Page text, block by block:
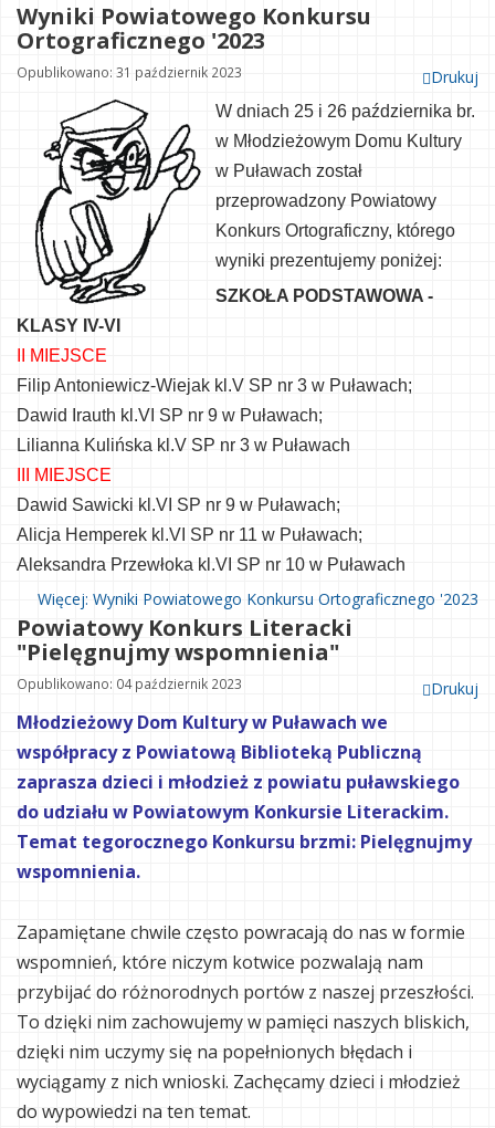
Wyniki Powiatowego Konkursu
Ortograficznego '2023
Drukuj
Opublikowano: 31 październik 2023
W dniach 25 i 26 października br.
w Młodzieżowym Domu Kultury
w Puławach został
przeprowadzony Powiatowy
Konkurs Ortograficzny, którego
wyniki prezentujemy poniżej:
SZKOŁA PODSTAWOWA -
KLASY IV-VI
II MIEJSCE
Filip Antoniewicz-Wiejak kl.V SP nr 3 w Puławach;
Dawid Irauth kl.VI SP nr 9 w Puławach;
Lilianna Kulińska kl.V SP nr 3 w Puławach
III MIEJSCE
Dawid Sawicki kl.VI SP nr 9 w Puławach;
Alicja Hemperek kl.VI SP nr 11 w Puławach;
Aleksandra Przewłoka kl.VI SP nr 10 w Puławach
Więcej: Wyniki Powiatowego Konkursu Ortograficznego '2023
Powiatowy Konkurs Literacki
"Pielęgnujmy wspomnienia"
Drukuj
Opublikowano: 04 październik 2023
Młodzieżowy Dom Kultury w Puławach we
współpracy z Powiatową Biblioteką Publiczną
zaprasza dzieci i młodzież z powiatu puławskiego
do udziału w Powiatowym Konkursie Literackim.
Temat tegorocznego Konkursu brzmi: Pielęgnujmy
wspomnienia.
Zapamiętane chwile często powracają do nas w formie
wspomnień, które niczym kotwice pozwalają nam
przybijać do różnorodnych portów z naszej przeszłości.
To dzięki nim zachowujemy w pamięci naszych bliskich,
dzięki nim uczymy się na popełnionych błędach i
wyciągamy z nich wnioski. Zachęcamy dzieci i młodzież
do wypowiedzi na ten temat.